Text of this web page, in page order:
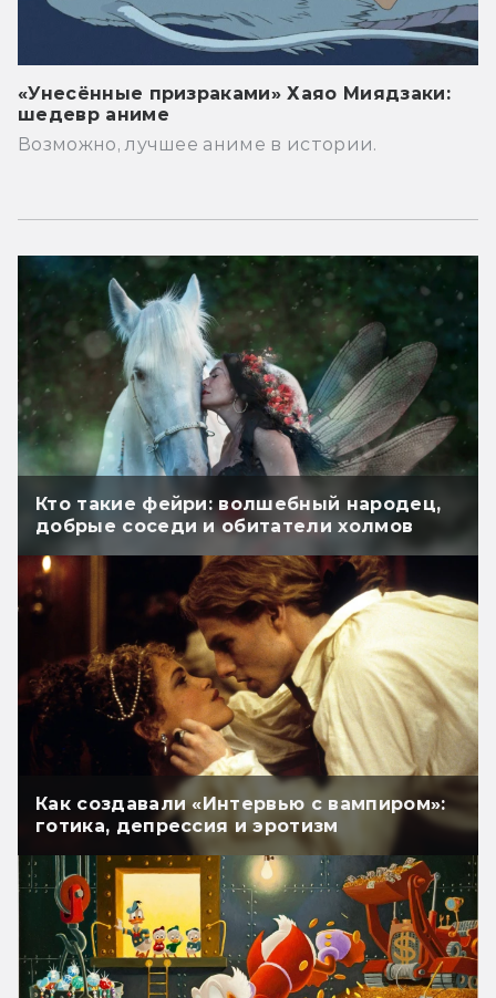
«Унесённые призраками» Хаяо Миядзаки:
шедевр аниме
Возможно, лучшее аниме в истории.
Кто такие фейри: волшебный народец,
добрые соседи и обитатели холмов
Как создавали «Интервью с вампиром»:
готика, депрессия и эротизм